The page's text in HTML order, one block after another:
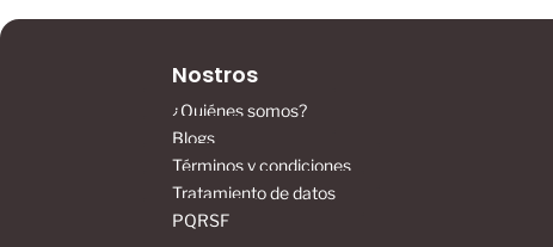
Nostros
¿Quiénes somos?
Blogs
Términos y condiciones
Tratamiento de datos
PQRSF